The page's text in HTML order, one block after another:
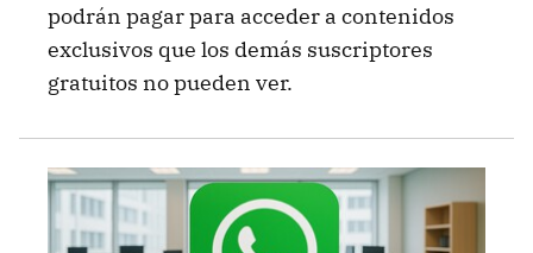
podrán pagar para acceder a contenidos
exclusivos que los demás suscriptores
gratuitos no pueden ver.